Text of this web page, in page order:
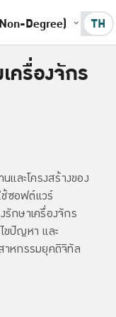
Degree) TH
ครื่องจักร
และโครงสร้างของ
ช้ซอฟต์แวร์
กษาเครื่องจักร
ขปัญหา และ
าหกรรมยุคดิจิทัล